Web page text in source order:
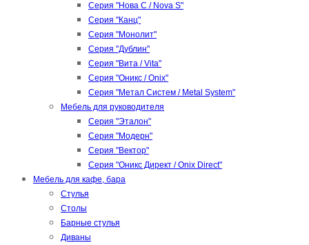
Серия "Нова С / Nova S"
Серия "Канц"
Серия "Монолит"
Серия "Дублин"
Серия "Вита / Vita"
Серия "Оникс / Onix"
Серия "Метал Систем / Metal System"
Мебель для руководителя
Серия "Эталон"
Серия "Модерн"
Серия "Вектор"
Серия "Оникс Директ / Onix Direct"
Мебель для кафе, бара
Стулья
Столы
Барные стулья
Диваны